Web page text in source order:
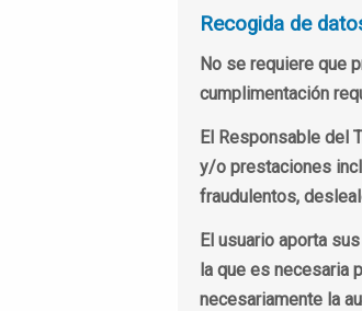
Recogida de
No se requiere que
cumplimentación
El Responsable del
y/o prestaciones
fraudulentos,
El usuario aporta
la que es necesaria
necesariamente la